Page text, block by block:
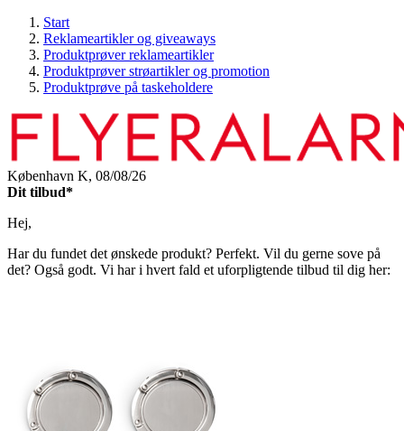
Start
Reklameartikler og giveaways
Produktprøver reklameartikler
Produktprøver strøartikler og promotion
Produktprøve på taskeholdere
København K, 08/08/26
Dit tilbud*
Hej,
Har du fundet det ønskede produkt? Perfekt. Vil du gerne sove på
det? Også godt. Vi har i hvert fald et uforpligtende tilbud til dig her: